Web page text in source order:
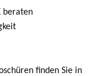
beraten
finden Sie in